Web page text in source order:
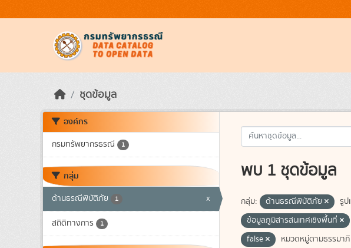
ชุดข้อมูล
องค์กร
กรมทรัพยากรธรณี 1
กลุ่ม
ด้านธรณีพิบัติภัย 1 x
สถิติทางการ 1
พบ 1 ชุดข้อมูล
กลุ่ม: ด้านธรณีพิบัติภัย รูป
ข้อมูลภูมิสารสนเทศเชิงพื้นที่
false
หมวดหมู่ตามธรรมา